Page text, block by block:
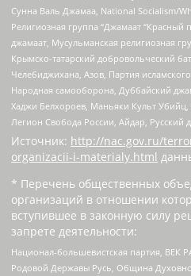
Сунна Валь Джамаа, National Socialism/
Религиозная группа “Джамаат “Красный
джамаат, Мусульманская религиозная
Крымско-татарский добровольческий
Челебиджихана, Азов, Партия
Народная самооборона, Дуббайский
Хаджи Белхороев, Маньяки Культ
Легион Свобода России, Айдар, Русский
Источник: http://nac.gov.ru/
organizacii-i-materialy.html
* Перечень общественных
организаций в отношении
вступившее в законную силу
запрете деятельности:
Национал-большевистская партия, ВЕК
Родовой Державы Русь, Община